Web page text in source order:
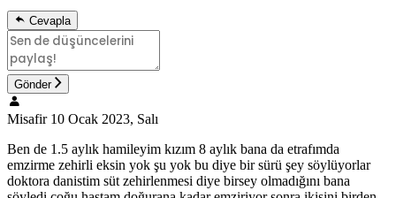
Cevapla
Gönder
Misafir 10 Ocak 2023, Salı
Ben de 1.5 aylık hamileyim kızım 8 aylık bana da etrafımda
emzirme zehirli eksin yok şu yok bu diye bir sürü şey söylüyorlar
doktora danistim süt zehirlenmesi diye birsey olmadığını bana